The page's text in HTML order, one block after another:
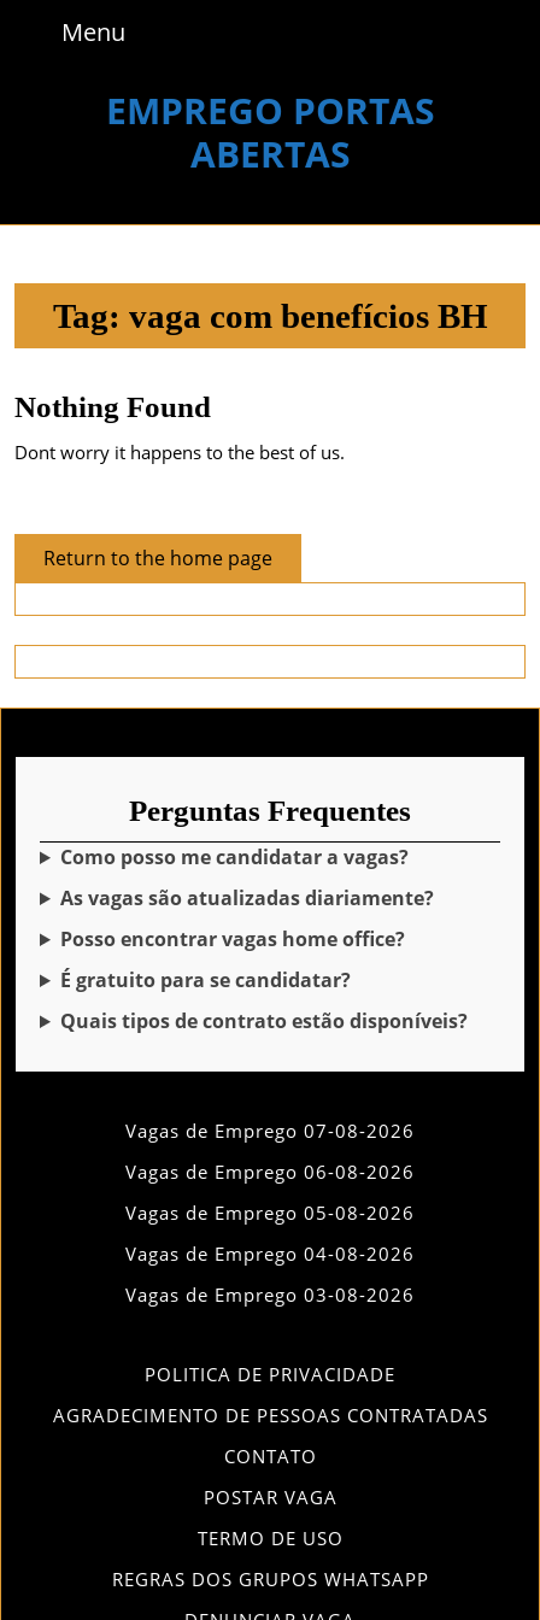
Menu
EMPREGO PORTAS
ABERTAS
Tag: vaga com benefícios BH
Nothing Found
Dont worry it happens to the best of us.
Return to the home pageReturn
to
the
home
page
Perguntas Frequentes
Como posso me candidatar a vagas?
As vagas são atualizadas diariamente?
Posso encontrar vagas home office?
É gratuito para se candidatar?
Quais tipos de contrato estão disponíveis?
Vagas de Emprego 07-08-2026
Vagas de Emprego 06-08-2026
Vagas de Emprego 05-08-2026
Vagas de Emprego 04-08-2026
Vagas de Emprego 03-08-2026
POLITICA DE PRIVACIDADE
AGRADECIMENTO DE PESSOAS CONTRATADAS
CONTATO
POSTAR VAGA
TERMO DE USO
REGRAS DOS GRUPOS WHATSAPP